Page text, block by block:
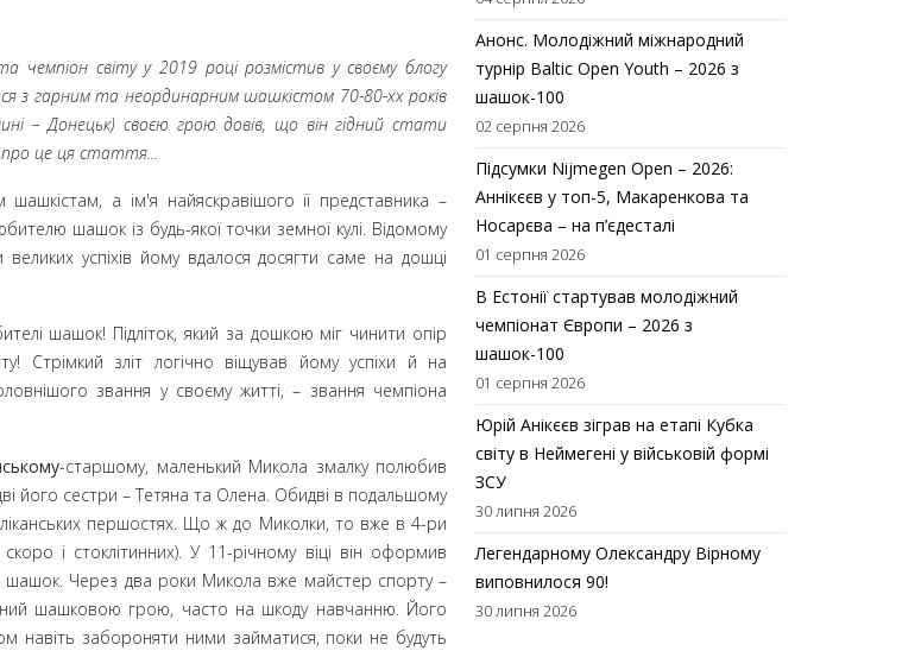
чемпіон світу у 2019 році розмістив у своєму блогу
з гарним та неординарним шашкістом 70-80-хх років
– Донецьк) своєю грою довів, що він гідний стати
про це ця стаття...
а ім'я найяскравішого її представника –
шашок із будь-якої точки земної кулі. Відомому
успіхів йому вдалося досягти саме на дошці
шашок! Підліток, який за дошкою міг чинити опір
Стрімкий зліт логічно віщував йому успіхи й на
звання у своєму житті, – звання чемпіона
-старшому, маленький Микола змалку полюбив
його сестри – Тетяна та Олена. Обидві в подальшому
першостях. Що ж до Миколки, то вже в 4-ри
і стоклітинних). У 11-річному віці він оформив
шашок. Через два роки Микола вже майстер спорту –
шашковою грою, часто на шкоду навчанню. Його
навіть забороняти ними займатися, поки не будуть
Анонс. Молодіжний міжнародний
турнір Baltic Open Youth – 2026 з
шашок-100
02 серпня 2026
Підсумки Nijmegen Open – 2026:
Аннікєєв у топ-5, Макаренкова та
Носарєва – на п’єдесталі
01 серпня 2026
В Естонії стартував молодіжний
чемпіонат Європи – 2026 з
шашок-100
01 серпня 2026
Юрій Анікєєв зіграв на етапі Кубка
світу в Неймегені у військовій формі
ЗСУ
30 липня 2026
Легендарному Олександру Вірному
виповнилося 90!
30 липня 2026